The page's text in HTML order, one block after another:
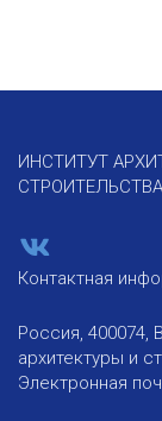
ИНСТИТУТ
СТРОИТЕЛЬСТВА
Контактная
Россия, 400074,
архитектуры и
Электронная